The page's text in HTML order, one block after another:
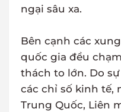
ngại sâu xa.
Bên cạnh các
quốc gia đều
thách to lớn. Do
các chỉ số kinh tế,
Trung Quốc, Liên